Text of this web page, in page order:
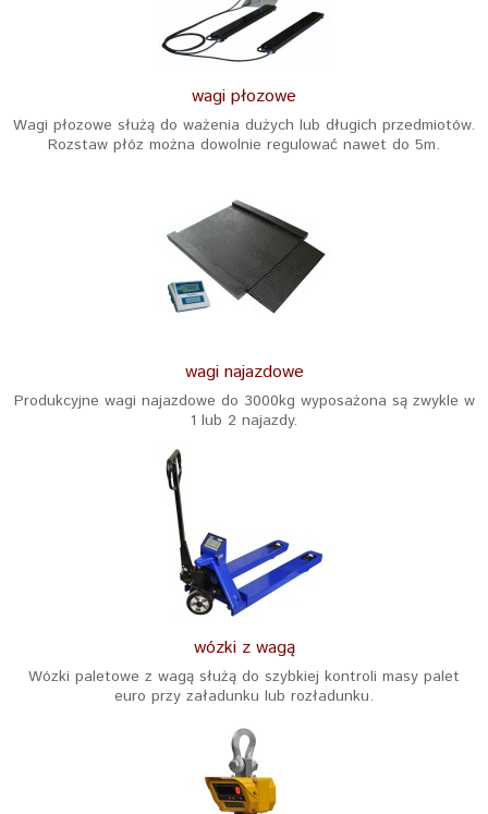
wagi płozowe
Wagi płozowe służą do ważenia dużych lub długich przedmiotów.
Rozstaw płóz można dowolnie regulować nawet do 5m.
wagi najazdowe
Produkcyjne wagi najazdowe do 3000kg wyposażona są zwykle w
1 lub 2 najazdy.
wózki z wagą
Wózki paletowe z wagą służą do szybkiej kontroli masy palet
euro przy załadunku lub rozładunku.